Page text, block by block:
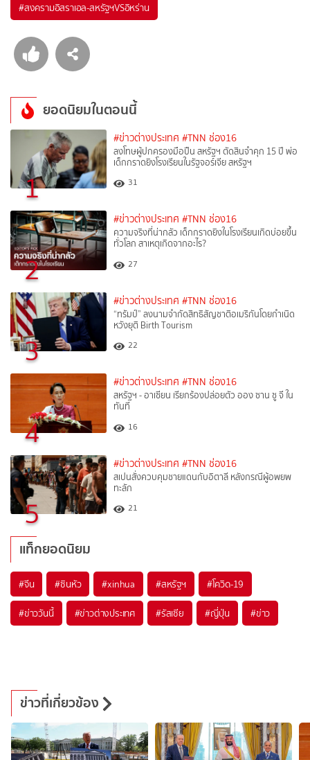
#สงครามอิสราเอล-สหรัฐฯVSอิหร่าน
ยอดนิยมในตอนนี้
1
#ข่าวต่างประเทศ #TNN ช่อง16
ลงโทษผู้ปกครองมือปืน สหรัฐฯ ตัดสินจำคุก 15 ปี พ่อ
เด็กกราดยิงโรงเรียนในรัฐจอร์เจีย สหรัฐฯ
31
2
#ข่าวต่างประเทศ #TNN ช่อง16
ความจริงที่น่ากลัว เด็กกราดยิงในโรงเรียนเกิดบ่อยขึ้น
ทั่วโลก สาเหตุเกิดจากอะไร?
27
3
#ข่าวต่างประเทศ #TNN ช่อง16
“ทรัมป์” ลงนามจำกัดสิทธิสัญชาติอเมริกันโดยกำเนิด
หวังยุติ Birth Tourism
22
4
#ข่าวต่างประเทศ #TNN ช่อง16
สหรัฐฯ - อาเซียน เรียกร้องปล่อยตัว ออง ซาน ซู จี ใน
ทันที
16
5
#ข่าวต่างประเทศ #TNN ช่อง16
สเปนสั่งควบคุมชายแดนกับอิตาลี หลังกรณีผู้อพยพ
ทะลัก
21
แท็กยอดนิยม
#จีน #ซินหัว #xinhua #สหรัฐฯ #โควิด-19
#ข่าววันนี้ #ข่าวต่างประเทศ #รัสเซีย #ญี่ปุ่น #ข่าว
ข่าวที่เกี่ยวข้อง